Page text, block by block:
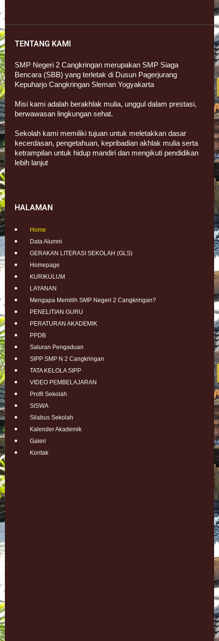
TENTANG KAMI
SMP Negeri 2 Cangkringan merupakan SMP Siaga
Bencara (SBB) yang terletak di Dusun Pagerjurang
Kepuharjo Cangkringan Sleman Yogyakarta
Misi kami adalah berakhlak mulia, unggul dalam prestasi,
berwawasan lingkungan sehat.
Sekolah kami memiliki tujuan untuk meletakkan dasar
kecerdasan, pengetahuan, kepribadian akhlak mulia serta
ketrampilan untuk hidup mandiri dan mengikuti pendidikan
lebih lanjut
HALAMAN
Home
Data Alumni
GERAKAN LITERASI SEKOLAH (GLS)
Homepage
KURIKULUM
LAYANAN
Mengapa Memilih SMP Negeri 2 Cangkringan?
PENELITIAN GURU
PERATURAN AKADEMIK
PPDB
Saluran Pengaduan
SIPP SMP N 2 Cangkringan
TATA KELOLA SIPP
VIDEO PEMBELAJARAN
Profil Sekolah
SISWA
Silabus Sekolah
Kalender Akademik
Galeri
Kontak